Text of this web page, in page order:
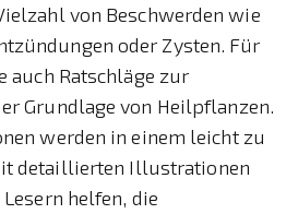
von Beschwerden wie
oder Zysten. Für
auch Ratschläge zur
Grundlage von Heilpflanzen.
werden in einem leicht zu
detaillierten Illustrationen
helfen, die